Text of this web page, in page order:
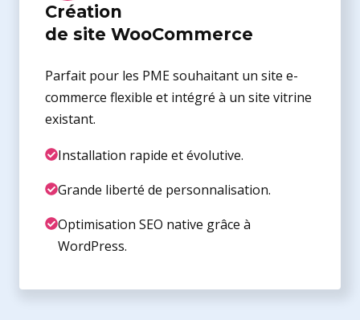
Création
de site WooCommerce
Parfait pour les PME souhaitant un site e-
commerce flexible et intégré à un site vitrine
existant.
Installation rapide et évolutive.
Grande liberté de personnalisation.
Optimisation SEO native grâce à
WordPress.